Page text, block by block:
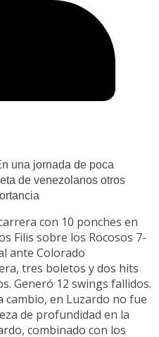
una jornada de poca
de venezolanos otros
con 10 ponches en
Filis sobre los Rocosos 7-
ante Colorado
tres boletos y dos hits
Generó 12 swings fallidos.
cambio, en Luzardo no fue
de profundidad en la
combinado con los